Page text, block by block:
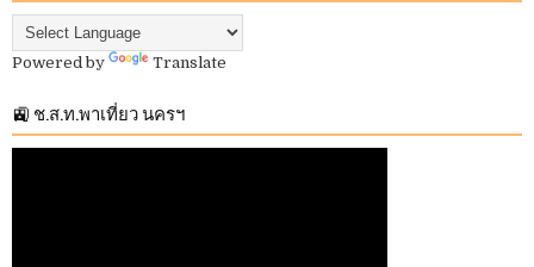
Powered by Translate
🚉 ช.ส.ท.พาเที่ยว นครฯ